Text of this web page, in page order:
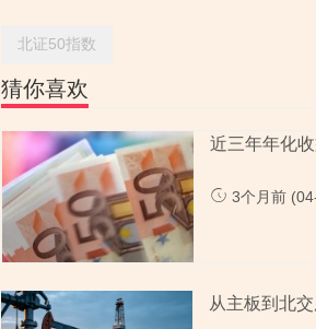
北证50指数
猜你喜欢
近三年年化
3个月前